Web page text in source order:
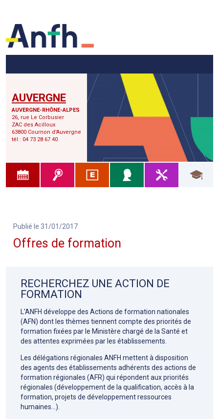
AUVERGNE
AUVERGNE-RHÔNE-ALPES
26, rue Le Corbusier
ZAC des Acilloux
63800 Cournon d'Auvergne
tél : 04 73 28 67 40
Publié le 31/01/2017
Offres de formation
RECHERCHEZ UNE ACTION DE
FORMATION
L'ANFH développe des Actions de formation nationales
(AFN) dont les thèmes tiennent compte des priorités de
formation fixées par le Ministère chargé de la Santé et
des attentes exprimées par les établissements.
Les délégations régionales ANFH mettent à disposition
des agents des établissements adhérents des actions de
formation régionales (AFR) qui répondent aux priorités
régionales (développement de la qualification, accès à la
formation, projets de développement ressources
humaines…).